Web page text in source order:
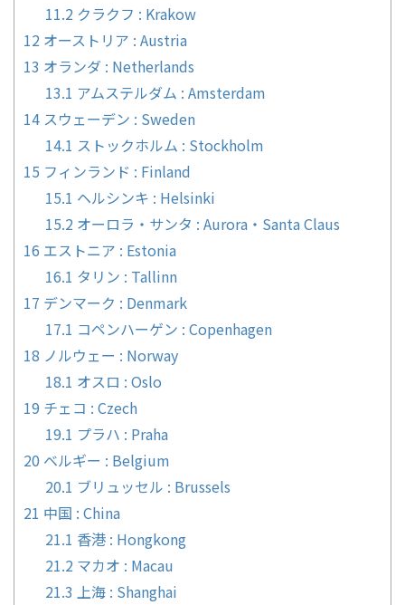
11.2 クラクフ : Krakow
12 オーストリア : Austria
13 オランダ : Netherlands
13.1 アムステルダム : Amsterdam
14 スウェーデン : Sweden
14.1 ストックホルム : Stockholm
15 フィンランド : Finland
15.1 ヘルシンキ : Helsinki
15.2 オーロラ・サンタ : Aurora・Santa Claus
16 エストニア : Estonia
16.1 タリン : Tallinn
17 デンマーク : Denmark
17.1 コペンハーゲン : Copenhagen
18 ノルウェー : Norway
18.1 オスロ : Oslo
19 チェコ : Czech
19.1 プラハ : Praha
20 ベルギー : Belgium
20.1 ブリュッセル : Brussels
21 中国 : China
21.1 香港 : Hongkong
21.2 マカオ : Macau
21.3 上海 : Shanghai